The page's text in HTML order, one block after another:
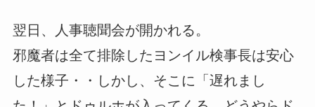
翌日、人事聴聞会が開かれる。
邪魔者は全て排除したヨンイル検事長は安心
した様子・・しかし、そこに「遅れまし